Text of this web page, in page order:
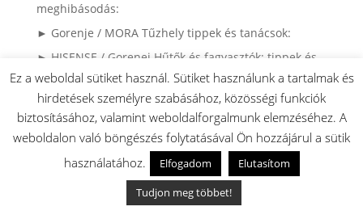
meghibásodás:
► Gorenje / MORA Tűzhely tippek és tanácsok:
► HISENSE / Gorenej Hűtők és fagyasztók: tippek és
megoldások:
► LOC gyerekzár Gorenje és MORA készülékeken:
► Gorenje és MORA Gázkészülékek PB gázra
átalakítása:
► Kenyérsütő bordásszíjak: Hossz és szélesség infók
Ez a weboldal sütiket használ. Sütiket használunk a tartalmak és
hirdetések személyre szabásához, közösségi funkciók
biztosításához, valamint weboldalforgalmunk elemzéséhez. A
weboldalon való böngészés folytatásával Ön hozzájárul a sütik
használatához.
Elfogadom
Elutasítom
Tudjon meg többet!